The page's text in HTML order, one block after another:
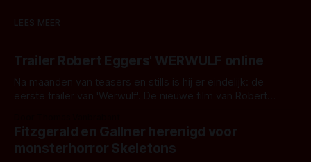
LEES MEER
Trailer Robert Eggers' WERWULF online
Na maanden van teasers en stills is hij er eindelijk: de
eerste trailer van 'Werwulf'. De nieuwe film van Robert
kille stijl vol folklore en mythe. Het topic deze keer is (kon
het het al raden?)... de weerwolf. Kijk je mee?
Fitzgerald en Gallner herenigd voor
monsterhorror Skeletons